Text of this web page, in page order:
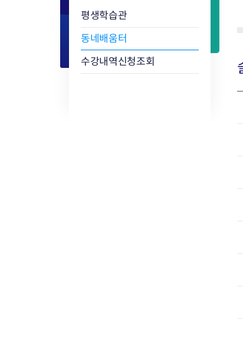
평생학습관
동네배움터
수강내역신청조회